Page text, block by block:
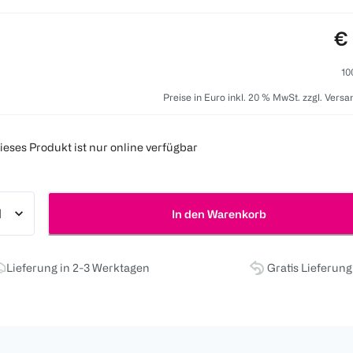
€
Preise in Euro inkl. 20 % MwSt. zzgl.
Produkt ist nur online verfügbar
In den Warenkorb
Lieferung in 2-3 Werktagen Gratis